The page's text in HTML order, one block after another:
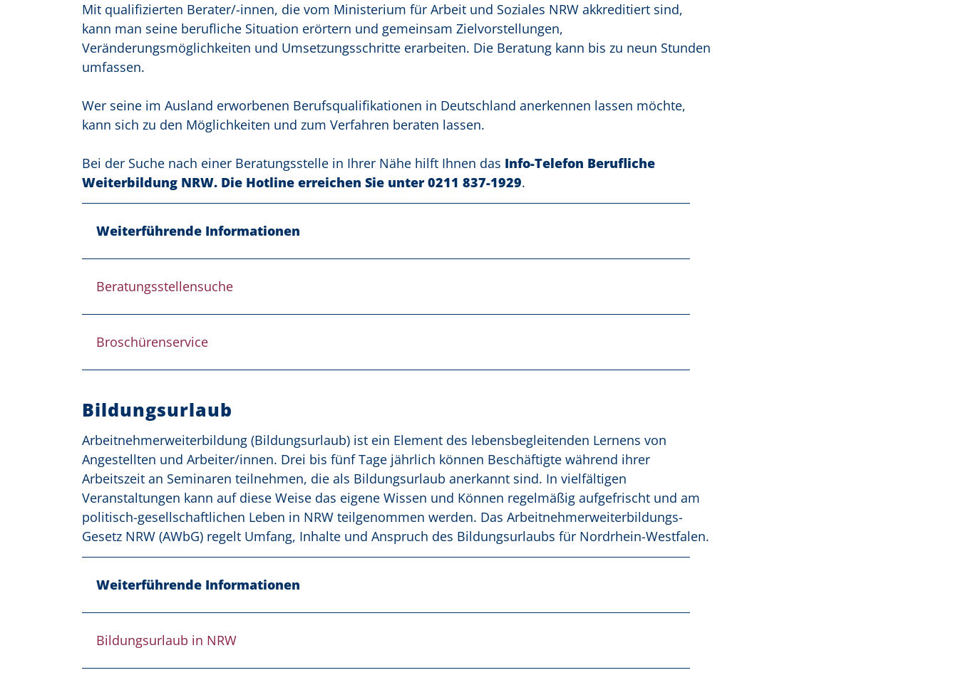
Mit qualifizierten Berater/-innen, die vom Ministerium für Arbeit und Soziales NRW akkreditiert sind,
kann man seine berufliche Situation erörtern und gemeinsam Zielvorstellungen,
Veränderungsmöglichkeiten und Umsetzungsschritte erarbeiten. Die Beratung kann bis zu neun Stunden
umfassen.
Wer seine im Ausland erworbenen Berufsqualifikationen in Deutschland anerkennen lassen möchte,
kann sich zu den Möglichkeiten und zum Verfahren beraten lassen.
Bei der Suche nach einer Beratungsstelle in Ihrer Nähe hilft Ihnen das Info-Telefon Berufliche
Weiterbildung NRW. Die Hotline erreichen Sie unter 0211 837-1929.
Weiterführende Informationen
Beratungsstellensuche
Broschürenservice
Bildungsurlaub
Arbeitnehmerweiterbildung (Bildungsurlaub) ist ein Element des lebensbegleitenden Lernens von
Angestellten und Arbeiter/innen. Drei bis fünf Tage jährlich können Beschäftigte während ihrer
Arbeitszeit an Seminaren teilnehmen, die als Bildungsurlaub anerkannt sind. In vielfältigen
Veranstaltungen kann auf diese Weise das eigene Wissen und Können regelmäßig aufgefrischt und am
politisch-gesellschaftlichen Leben in NRW teilgenommen werden. Das Arbeitnehmerweiterbildungs-
Gesetz NRW (AWbG) regelt Umfang, Inhalte und Anspruch des Bildungsurlaubs für Nordrhein-Westfalen.
Weiterführende Informationen
Bildungsurlaub in NRW